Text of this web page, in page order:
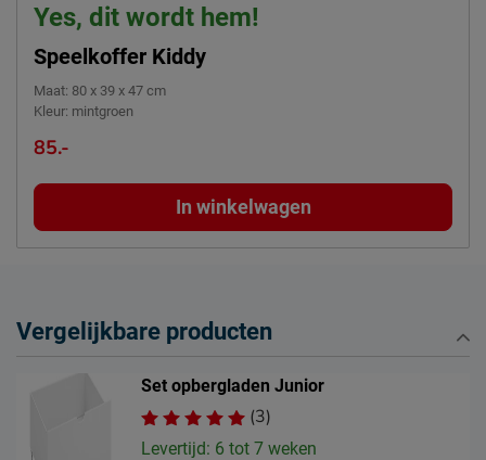
Yes, dit wordt hem!
Speelkoffer Kiddy
Maat: 80 x 39 x 47 cm
Kleur: mintgroen
85.-
In winkelwagen
Vergelijkbare producten
Set opbergladen Junior
(3)
Levertijd: 6 tot 7 weken